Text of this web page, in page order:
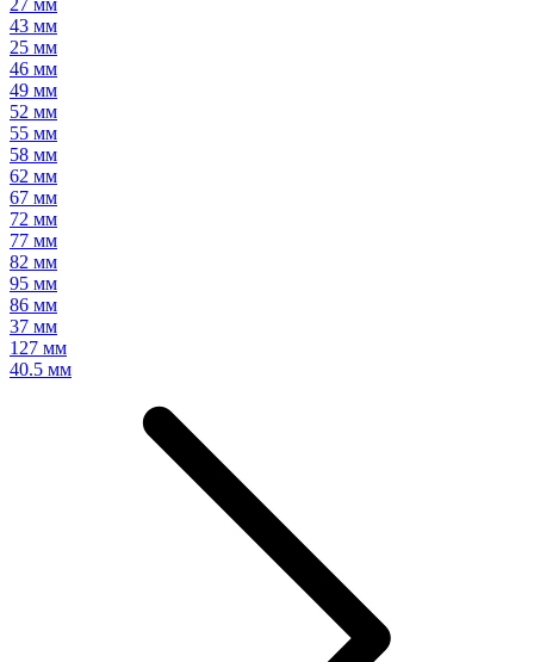
27 мм
43 мм
25 мм
46 мм
49 мм
52 мм
55 мм
58 мм
62 мм
67 мм
72 мм
77 мм
82 мм
95 мм
86 мм
37 мм
127 мм
40.5 мм